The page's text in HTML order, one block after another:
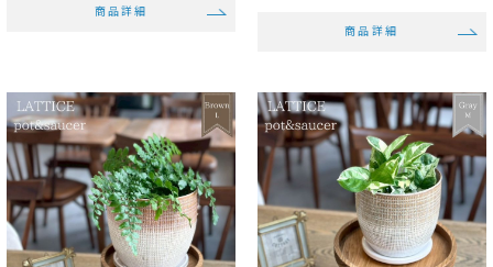
商品詳細
商品詳細